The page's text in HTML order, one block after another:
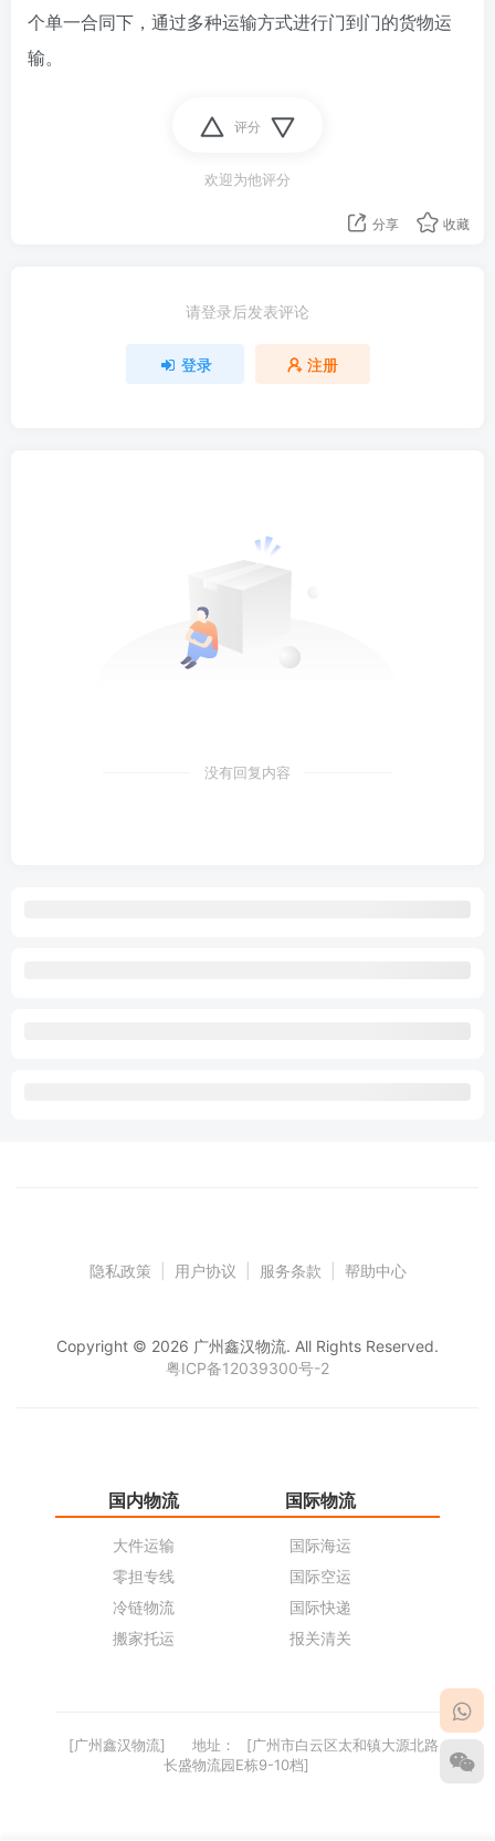
个单一合同下，通过多种运输方式进行门到门的货物运
输。
评分
欢迎为他评分
分享 收藏
请登录后发表评论
登录 注册
没有回复内容
隐私政策 用户协议 服务条款 帮助中心
Copyright © 2026 广州鑫汉物流. All Rights Reserved.
粤ICP备12039300号-2
国内物流
大件运输
零担专线
冷链物流
搬家托运
国际物流
国际海运
国际空运
国际快递
报关清关
[广州鑫汉物流] 地址：
[广州市白云区太和镇大源北路
长盛物流园E栋9-10档]